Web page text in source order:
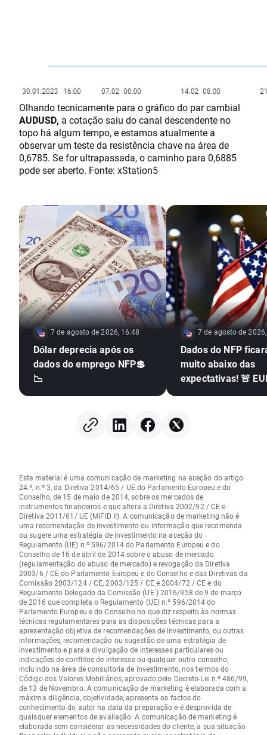
Olhando tecnicamente para o gráfico do par cambial
AUDUSD, a cotação saiu do canal descendente no
topo há algum tempo, e estamos atualmente a
observar um teste da resistência chave na área de
0,6785. Se for ultrapassada, o caminho para 0,6885
pode ser aberto. Fonte: xStation5
7 de agosto de 2026, 16:48
Dólar deprecia após os
dados do emprego NFP💲
📉
7 de agosto de
Dados do NFP
muito abaixo das
expectativas! 🚨
Este material é uma comunicação de marketing na aceção do artigo
24.º, n.º 3, da Diretiva 2014/65 / UE do Parlamento Europeu e do
Conselho, de 15 de maio de 2014, sobre os mercados de
instrumentos financeiros e que altera a Diretiva 2002/92 / CE e
Diretiva 2011/61/ UE (MiFID II). A comunicação de marketing não é
uma recomendação de investimento ou informação que recomenda
ou sugere uma estratégia de investimento na aceção do
Regulamento (UE) n.º 596/2014 do Parlamento Europeu e do
Conselho de 16 de abril de 2014 sobre o abuso de mercado
(regulamentação do abuso de mercado) e revogação da Diretiva
2003/6 / CE do Parlamento Europeu e do Conselho e das Diretivas da
Comissão 2003/124 / CE, 2003/125 / CE e 2004/72 / CE e do
Regulamento Delegado da Comissão (UE ) 2016/958 de 9 de março
de 2016 que completa o Regulamento (UE) n.º 596/2014 do
Parlamento Europeu e do Conselho no que diz respeito às normas
técnicas regulamentares para as disposições técnicas para a
apresentação objetiva de recomendações de investimento, ou outras
informações, recomendação ou sugestão de uma estratégia de
investimento e para a divulgação de interesses particulares ou
indicações de conflitos de interesse ou qualquer outro conselho,
incluindo na área de consultoria de investimento, nos termos do
Código dos Valores Mobiliários, aprovado pelo Decreto-Lei n.º 486/99,
de 13 de Novembro. A comunicação de marketing é elaborada com a
máxima diligência, objetividade, apresenta os factos do
conhecimento do autor na data da preparação e é desprovida de
quaisquer elementos de avaliação. A comunicação de marketing é
elaborada sem considerar as necessidades do cliente, a sua situação